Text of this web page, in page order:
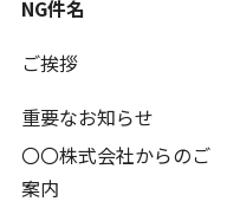
NG件名
ご挨拶
重要なお知らせ
〇〇株式会社からのご
案内